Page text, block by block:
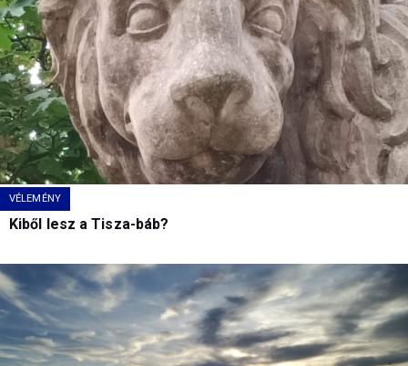
VÉLEMÉNY
Kiből lesz a Tisza-báb?